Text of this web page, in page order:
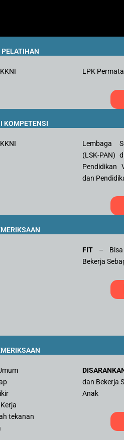
PELATIHAN
LPK
KOMPETENSI
Lembaga
(LSK-PAN)
Pendidikan
dan
FIT – Bisa
Bekerja
tekanan
dan Bekerja
Anak